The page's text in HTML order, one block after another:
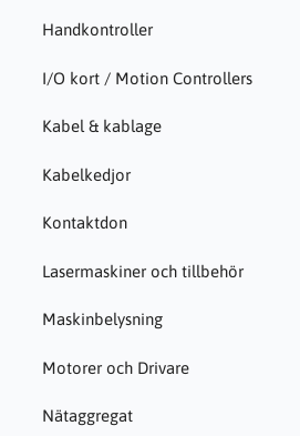
Handkontroller
I/O kort / Motion Controllers
Kabel & kablage
Kabelkedjor
Kontaktdon
Lasermaskiner och tillbehör
Maskinbelysning
Motorer och Drivare
Nätaggregat